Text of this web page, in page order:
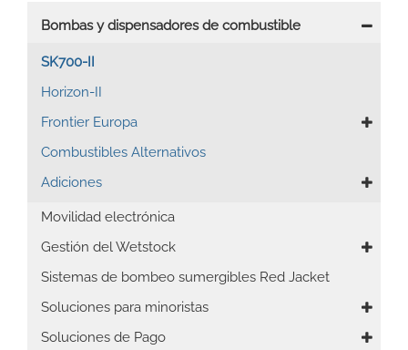
Main
navigation
Bombas y dispensadores de combustible
SK700-II
Horizon-II
Frontier Europa
Combustibles Alternativos
Adiciones
Movilidad electrónica
Gestión del Wetstock
Sistemas de bombeo sumergibles Red Jacket
Soluciones para minoristas
Soluciones de Pago